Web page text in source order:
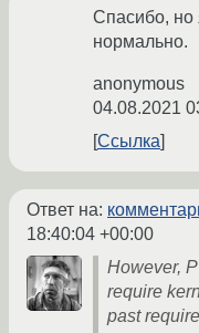
Спасибо, но
нормально.
anonymous
04.08.2021
Ссылка
Ответ на:
18:40:04 +00:00
However,
require
past